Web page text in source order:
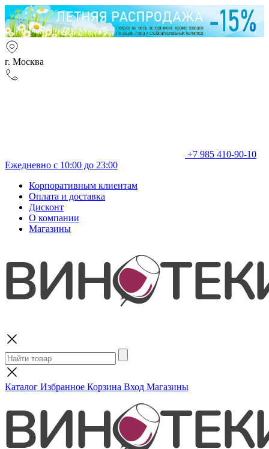
г. Москва
+7 985 410-90-10
Ежедневно с 10:00 до 23:00
Корпоративным клиентам
Оплата и доставка
Дисконт
О компании
Магазины
Каталог Избранное Корзина Вход Магазины